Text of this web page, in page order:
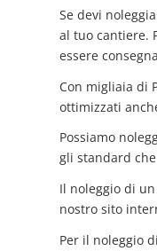
Se devi
al tuo cantiere.
essere
Con migliaia di
ottimizzati
Possiamo
gli standard
Il noleggio di
nostro sito
Per il noleggio